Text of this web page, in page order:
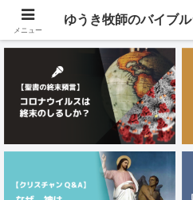
メニュ
メニュー
ゆうき牧師のバイブ